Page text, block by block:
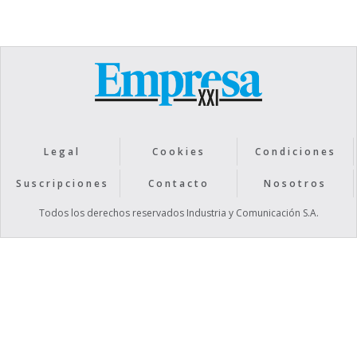
Legal Cookies Condiciones
Suscripciones Contacto Nosotros
Todos los derechos reservados Industria y Comunicación S.A.